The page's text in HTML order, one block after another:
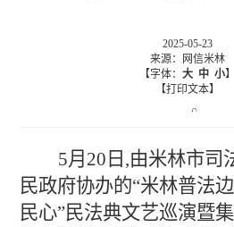
2025-05-23
来源：网信米林
【字体： 大 中 小】
【打印文本】
5月20日,由米林市司
民政府协办的“米林普法
民心”民法典文艺巡演暨